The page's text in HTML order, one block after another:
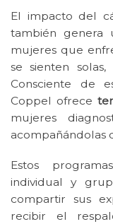
El impacto del
también genera
mujeres que
se sienten
Consciente de
Coppel ofrece
mujeres
acompañándolas
Estos
individual y
compartir sus
recibir el